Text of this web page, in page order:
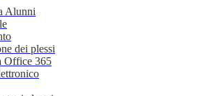
Alunni
dei plessi
Office 365